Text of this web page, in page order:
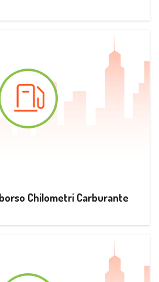
Chilometri Carburante